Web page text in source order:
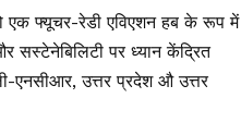
एक फ्यूचर-रेडी एविएशन हब के रूप में
सस्टेनेबिलिटी पर ध्यान केंद्रित
एनसीआर, उत्तर प्रदेश औ उत्तर